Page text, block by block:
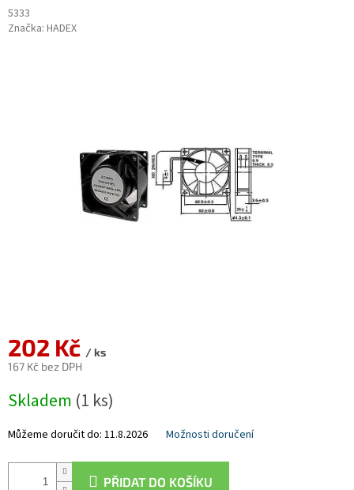
5333
Značka: HADEX
202 Kč / ks
167 Kč bez DPH
cena:
Skladem (1 ks)
Můžeme doručit do: 11.8.2026 Možnosti doručení
PŘIDAT DO KOŠÍKU